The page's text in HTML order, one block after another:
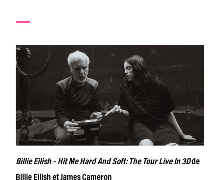
Billie Eilish – Hit Me Hard And Soft: The Tour Live In 3Dde
Billie Eilish et James Cameron